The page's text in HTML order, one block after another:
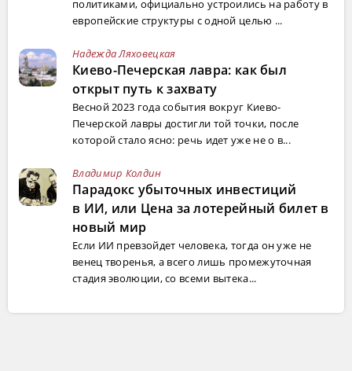
политиками, официально устроились на работу в
европейские структуры с одной целью ...
Надежда Ляховецкая
Киево-Печерская лавра: как был
открыт путь к захвату
Весной 2023 года события вокруг Киево-
Печерской лавры достигли той точки, после
которой стало ясно: речь идет уже не о в...
Владимир Колдин
Парадокс убыточных инвестиций
в ИИ, или Цена за лотерейный билет в
новый мир
Если ИИ превзойдет человека, тогда он уже не
венец творенья, а всего лишь промежуточная
стадия эволюции, со всеми вытека...